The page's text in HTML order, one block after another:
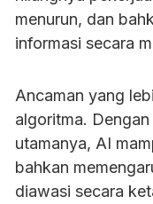
menurun, dan
informasi secara
Ancaman yang
algoritma.
utamanya, AI
bahkan
diawasi secara